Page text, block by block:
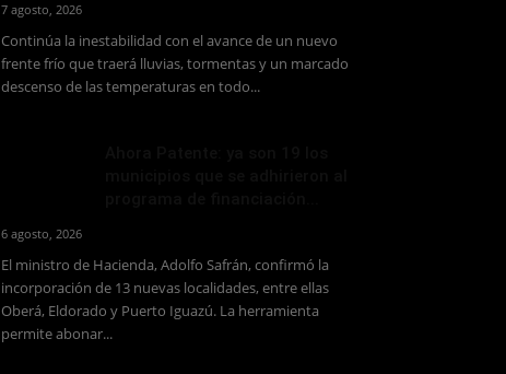
7 agosto, 2026
Continúa la inestabilidad con el avance de un nuevo
frente frío que traerá lluvias, tormentas y un marcado
descenso de las temperaturas en todo...
6 agosto, 2026
El ministro de Hacienda, Adolfo Safrán, confirmó la
incorporación de 13 nuevas localidades, entre ellas
Oberá, Eldorado y Puerto Iguazú. La herramienta
permite abonar...